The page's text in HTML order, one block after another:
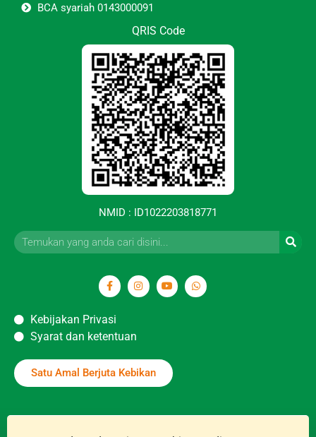
BCA syariah 0143000091
QRIS Code
NMID : ID1022203818771
Kebijakan Privasi
Syarat dan ketentuan
Satu Amal Berjuta Kebikan